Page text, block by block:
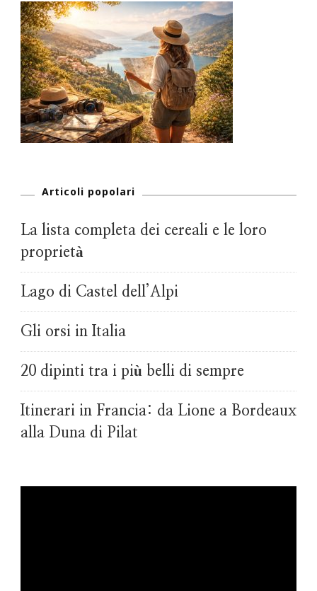
Articoli popolari
La lista completa dei cereali e le loro
proprietà
Lago di Castel dell’Alpi
Gli orsi in Italia
20 dipinti tra i più belli di sempre
Itinerari in Francia: da Lione a Bordeaux
alla Duna di Pilat